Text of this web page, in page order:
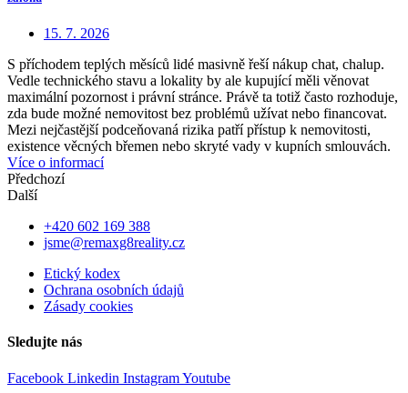
15. 7. 2026
S příchodem teplých měsíců lidé masivně řeší nákup chat, chalup.
Vedle technického stavu a lokality by ale kupující měli věnovat
maximální pozornost i právní stránce. Právě ta totiž často rozhoduje,
zda bude možné nemovitost bez problémů užívat nebo financovat.
Mezi nejčastější podceňovaná rizika patří přístup k nemovitosti,
existence věcných břemen nebo skryté vady v kupních smlouvách.
Více o informací
Předchozí
Další
+420 602 169 388
jsme@remaxg8reality.cz
Etický kodex
Ochrana osobních údajů
Zásady cookies
Sledujte nás
Facebook Linkedin InstagramYoutube